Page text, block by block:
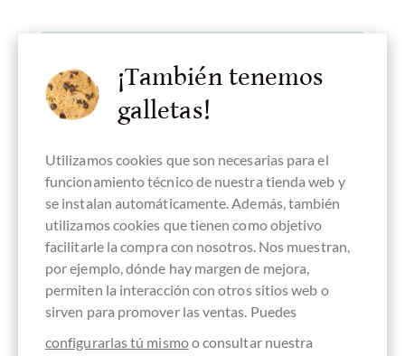
¡Actualmente agotado !
¡También tenemos
galletas!
Utilizamos cookies que son necesarias para el
funcionamiento técnico de nuestra tienda web y
se instalan automáticamente. Además, también
utilizamos cookies que tienen como objetivo
facilitarle la compra con nosotros. Nos muestran,
por ejemplo, dónde hay margen de mejora,
permiten la interacción con otros sitios web o
sirven para promover las ventas. Puedes
configurarlas tú mismoo consultar nuestra